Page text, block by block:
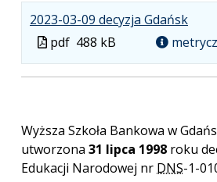
2023-03-09 decyzja Gdańsk.
Plik
.
488
.
w
Plik
w
formacie
pdf 488 kB
Wyższa Szkoła Bankowa w
utworzona 31 lipca 1998 roku
Edukacji Narodowej nr DNS-1-